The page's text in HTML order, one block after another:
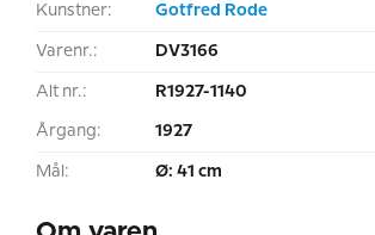
Kunstner: Gotfred Rode
Varenr.: DV3166
Alt nr.: R1927-1140
Årgang: 1927
Mål: Ø: 41 cm